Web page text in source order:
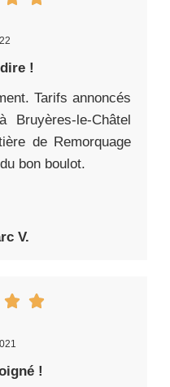
!
Tarifs annoncés
Bruyères-le-Châtel
de Remorquage
bon boulot.
V.
!